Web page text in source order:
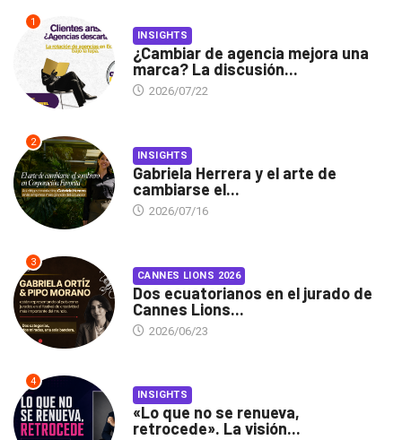
1
INSIGHTS
¿Cambiar de agencia mejora una
marca? La discusión...
2026/07/22
2
INSIGHTS
Gabriela Herrera y el arte de
cambiarse el...
2026/07/16
3
CANNES LIONS 2026
Dos ecuatorianos en el jurado de
Cannes Lions...
2026/06/23
4
INSIGHTS
«Lo que no se renueva,
retrocede». La visión...